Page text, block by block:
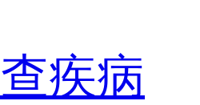
查疾病